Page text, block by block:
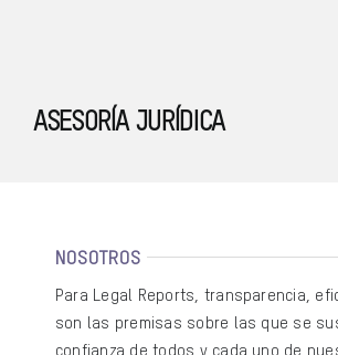
ASESORÍA JURÍDICA
NOSOTROS
Para Legal Reports, transparencia,
son las premisas sobre las que se
confianza de todos y cada uno de